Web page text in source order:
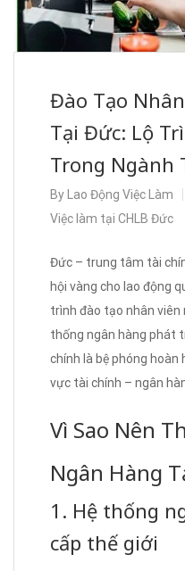
Đào Tạo
Tại Đức: Lộ
Trong Ngành
By Lao Động Việc Làm
Việc làm tại CHLB Đức
Đức – trung tâm tài
hội vàng cho lao động
trình đào tạo nhân viên
thống ngân hàng phát
chính là bệ phóng hoàn
vực tài chính – ngân
Vì Sao Nên
Ngân Hàng
1. Hệ thống
cấp thế giới